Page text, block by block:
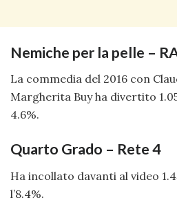
Nemiche per la pelle –
La commedia del 2016 con
Margherita Buy ha divertito
4.6%.
Quarto Grado – Rete 4
Ha incollato davanti al video
l’8.4%.